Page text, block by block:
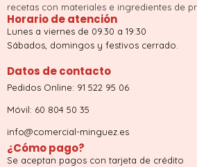
recetas con materiales e ingredientes de
Horario de atención
Lunes a viernes de 09.30 a 19:30
Sábados, domingos y festivos cerrado.
Datos de contacto
Pedidos Online: 91 522 95 06
Móvil: 60 804 50 35
info@comercial-minguez.es
¿Cómo pago?
Se aceptan pagos con tarjeta de crédito